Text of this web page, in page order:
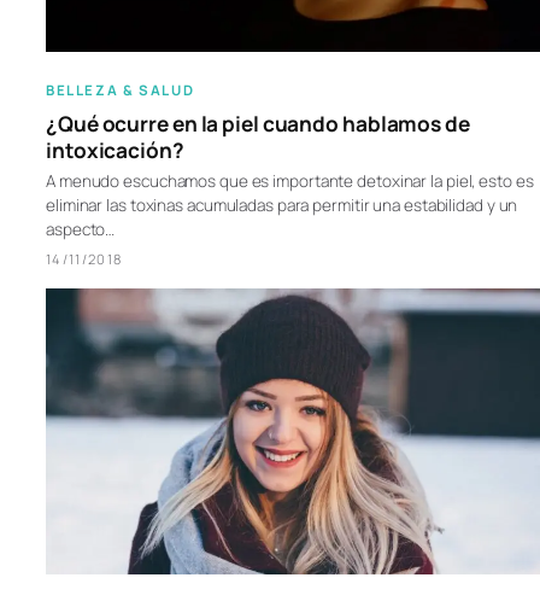
BELLEZA & SALUD
¿Qué ocurre en la piel cuando hablamos de
intoxicación?
A menudo escuchamos que es importante detoxinar la piel, esto es
eliminar las toxinas acumuladas para permitir una estabilidad y un
aspecto…
14/11/2018